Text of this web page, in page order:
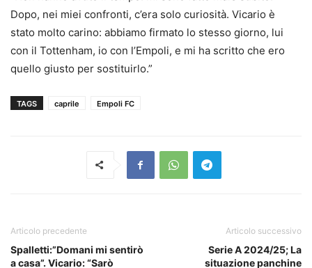
Dopo, nei miei confronti, c’era solo curiosità. Vicario è
stato molto carino: abbiamo firmato lo stesso giorno, lui
con il Tottenham, io con l’Empoli, e mi ha scritto che ero
quello giusto per sostituirlo.”
TAGS caprile Empoli FC
Articolo precedente
Spalletti:”Domani mi sentirò
a casa”. Vicario: “Sarò
Articolo successivo
Serie A 2024/25; La
situazione panchine